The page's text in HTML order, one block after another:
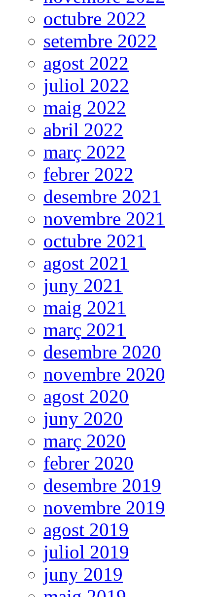
octubre 2022
setembre 2022
agost 2022
juliol 2022
maig 2022
abril 2022
març 2022
febrer 2022
desembre 2021
novembre 2021
octubre 2021
agost 2021
juny 2021
maig 2021
març 2021
desembre 2020
novembre 2020
agost 2020
juny 2020
març 2020
febrer 2020
desembre 2019
novembre 2019
agost 2019
juliol 2019
juny 2019